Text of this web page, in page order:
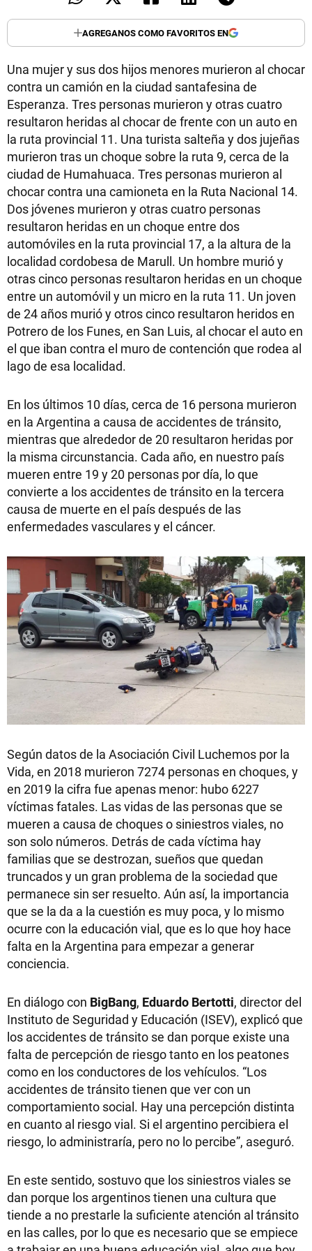
AGREGANOS COMO FAVORITOS EN
Una mujer y sus dos hijos menores murieron al chocar
contra un camión en la ciudad santafesina de
Esperanza. Tres personas murieron y otras cuatro
resultaron heridas al chocar de frente con un auto en
la ruta provincial 11. Una turista salteña y dos jujeñas
murieron tras un choque sobre la ruta 9, cerca de la
ciudad de Humahuaca. Tres personas murieron al
chocar contra una camioneta en la Ruta Nacional 14.
Dos jóvenes murieron y otras cuatro personas
resultaron heridas en un choque entre dos
automóviles en la ruta provincial 17, a la altura de la
localidad cordobesa de Marull. Un hombre murió y
otras cinco personas resultaron heridas en un choque
entre un automóvil y un micro en la ruta 11. Un joven
de 24 años murió y otros cinco resultaron heridos en
Potrero de los Funes, en San Luis, al chocar el auto en
el que iban contra el muro de contención que rodea al
lago de esa localidad.
En los últimos 10 días, cerca de 16 persona murieron
en la Argentina a causa de accidentes de tránsito,
mientras que alrededor de 20 resultaron heridas por
la misma circunstancia. Cada año, en nuestro país
mueren entre 19 y 20 personas por día, lo que
convierte a los accidentes de tránsito en la tercera
causa de muerte en el país después de las
enfermedades vasculares y el cáncer.
Según datos de la Asociación Civil Luchemos por la
Vida, en 2018 murieron 7274 personas en choques, y
en 2019 la cifra fue apenas menor: hubo 6227
víctimas fatales. Las vidas de las personas que se
mueren a causa de choques o siniestros viales, no
son solo números. Detrás de cada víctima hay
familias que se destrozan, sueños que quedan
truncados y un gran problema de la sociedad que
permanece sin ser resuelto. Aún así, la importancia
que se la da a la cuestión es muy poca, y lo mismo
ocurre con la educación vial, que es lo que hoy hace
falta en la Argentina para empezar a generar
conciencia.
En diálogo con BigBang, Eduardo Bertotti, director del
Instituto de Seguridad y Educación (ISEV), explicó que
los accidentes de tránsito se dan porque existe una
falta de percepción de riesgo tanto en los peatones
como en los conductores de los vehículos. “Los
accidentes de tránsito tienen que ver con un
comportamiento social. Hay una percepción distinta
en cuanto al riesgo vial. Si el argentino percibiera el
riesgo, lo administraría, pero no lo percibe”, aseguró.
En este sentido, sostuvo que los siniestros viales se
dan porque los argentinos tienen una cultura que
tiende a no prestarle la suficiente atención al tránsito
en las calles, por lo que es necesario que se empiece